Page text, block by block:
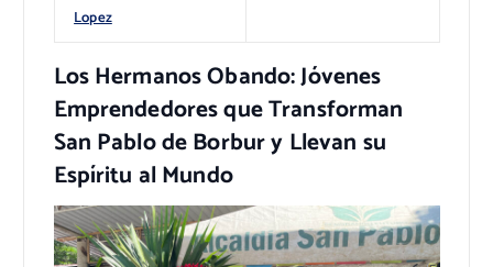
Lopez
Los Hermanos Obando: Jóvenes
Emprendedores que Transforman
San Pablo de Borbur y Llevan su
Espíritu al Mundo